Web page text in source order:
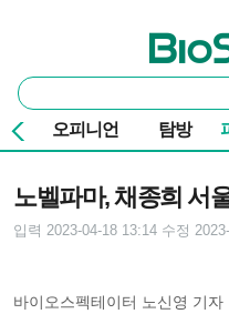
바이오스
통
합
검
색
오피니언 탐방
노벨파마, 채종희 서
입력 2023-04-18 13:14 수정
바이오스펙테이터 노신영 기자